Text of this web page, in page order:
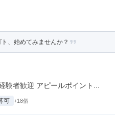
、始めてみませんか？
者歓迎 アピールポイント...
可 +18個